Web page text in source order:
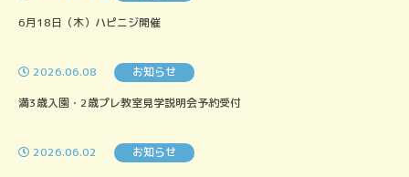
6月18日（木）ハピニジ開催
2026.06.08
お知らせ
満3歳入園・2歳プレ教室見学説明会予約受付
2026.06.02
お知らせ